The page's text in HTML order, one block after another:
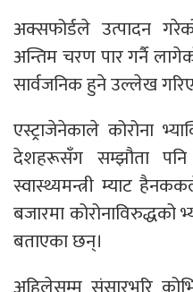
अक्सफोर्डले उत्पादन
अन्तिम चरण पार गर्नै
सार्वजनिक हुने उल्लेख
एस्ट्राजेनेकाले कोरोना
देशहरूसँग सम्झौता
स्वास्थ्यमन्त्री म्याट
बजारमा
बताएका छन्।